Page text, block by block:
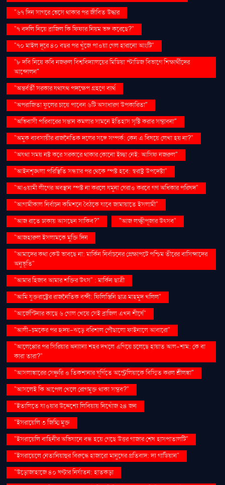
"৬৭ দিন সাগরে ভেসে থাকার পর জীবিত উদ্ধার
"৭ বদলি নিয়ে ব্রাজিল কি ফিফার নিয়ম ভঙ্গ করেছে?"
"৭০ মাইল দূরে ৪০ বছর পর খুঁজে পাওয়া গেল হারানো আংটি"
"৮ দবি নিয়ে কবি নজরুল বিশ্ববিদ্যালয়ের মিডিয়া স্টাডিজ বিভাগে শিক্ষার্থীদের
আন্দোলন"
"অন্তর্বর্তী সরকার যথাযথ পদক্ষেপ গ্রহণে ব্যর্থ
"অপরাজিতা ফুলের চায়ে পাবেন ৬টি অসাধারণ উপকারিতা"
"অভিবাসী পরিবারের সন্তান কমলার সামনে ইতিহাস সৃষ্টি করার সম্ভাবনা"
"অমুক ব্যবসায়ীর রাজনৈতিক দলের সঙ্গে সম্পর্ক: কেন এ বিষয়ে লেখা হয় না?"
"অযথা সময় নষ্ট করে সরকারে থাকার কোনো ইচ্ছা নেই: আসিফ নজরুল"
"আইনশৃঙ্খলা পরিস্থিতি সন্ধ্যার পর থেকে স্পষ্ট হবে: স্বরাষ্ট্র উপদেষ্টা"
"আওয়ামী লীগের অবস্থান স্পষ্ট না করলে যমুনা ঘেরাও করবে গণ অধিকার পরিষদ"
"আগামীকাল নির্বাচন কমিশনে বৈঠকে যাবে জামায়াতে ইসলামী"
"আজ রাতে ঢাকায় আসছেন সাকিব?"
"আজ লক্ষ্মীপূজার উৎসব"
"আজহারুল ইসলামকে মুক্তি দিন
"আমাদের কথা কেউ ভাবছে না: মার্কিন নির্বাচনের প্রেক্ষাপটে পশ্চিম তীরের বাসিন্দাদের
অনুভূতি"
"আমার হিজাব আমার শক্তির উৎস" : মার্কিন ছাত্রী
"আমি যুক্তরাষ্ট্রের রাজনৈতিক বন্দী: ফিলিস্তিনি ছাত্র মাহমুদ খলিল"
"আর্জেন্টিনার কাছে ৬ গোল খেয়ে সেই ব্রাজিল এখন শীর্ষে"
"আলী-চমকের পর হৃদয়-ঝড়ে বরিশাল পৌঁছালো ফাইনালে আবারো"
"আলেপ্পোর পর সিরিয়ার অন্যান্য শহর দখলে এগিয়ে চলেছে হায়াত আল-শাম: কে বা
কারা তারা?"
"আসলাঙ্কারের সেঞ্চুরি ও তিকশানার ঘূর্ণিতে অস্ট্রেলিয়াকে বিস্মিত করল শ্রীলঙ্কা"
"আসলেই কি আপেল খেলে রোগমুক্ত থাকা সম্ভব?"
"ইতালিতে যাওয়ার উদ্দেশ্যে লিবিয়ায় নিখোঁজ ২৪ জন
"ইসরায়েলি ৩ জিম্মি মুক্ত
"ইসরায়েলি বাহিনীর অভিযানে বন্ধ হয়ে গেছে উত্তর গাজার শেষ হাসপাতালটি"
"ইসরায়েলে নেতানিয়াহুর বিরুদ্ধে হাজারো মানুষের প্রতিবাদ: দ্য গার্ডিয়ান"
"উড়োজাহাজে ৪০ ঘণ্টার নির্যাতন: হাতকড়া